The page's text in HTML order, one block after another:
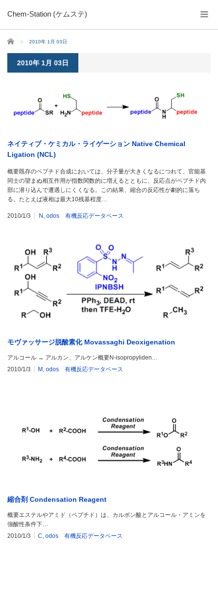
Chem-Station (ケムステ)
ホーム 2010年 1月 03日
2010年 1月 03日
ネイティブ・ケミカル・ライゲーション Native Chemical
Ligation (NCL)
概要既存のペプチド合成においては、分子量が大きくなるにつれて、官能基
同士の望まぬ相互作用が指数関数的に増えるとともに、反応点がペプチド内
部に潜り込んで遭遇しにくくなる。この結果、縮合の反応性が劇的に落ち
る。たとえば液相は最大10残基程度…
2010/1/3 N, odos 有機反応データベース
モヴァッサージ脱酸素化 Movassaghi Deoxigenation
アルコール → アルカン、アルケン概要N-isopropyliden…
2010/1/3
M, odos 有機反応データベース
縮合剤 Condensation Reagent
概要エステルやアミド（ペプチド）は、カルボン酸とアルコール・アミンを
強酸性条件下…
2010/1/3
C, odos 有機反応データベース